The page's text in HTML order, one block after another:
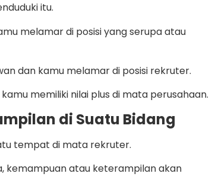
itu.
melamar di posisi yang serupa atau
dan kamu melamar di posisi rekruter.
memiliki nilai plus di mata perusahaan.
di Suatu Bidang
tempat di mata rekruter.
kemampuan atau keterampilan akan